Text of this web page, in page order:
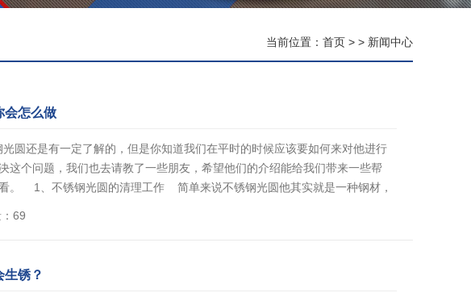
当前位置： 首页 > > 新闻中心
会怎么做
圆还是有一定了解的，但是你知道我们在平时的时候应该要如何来对他进行
这个问题，我们也去请教了一些朋友，希望他们的介绍能给我们带来一些帮
。 1、不锈钢光圆的清理工作 简单来说不锈钢光圆他其实就是一种钢材，
69
生锈？